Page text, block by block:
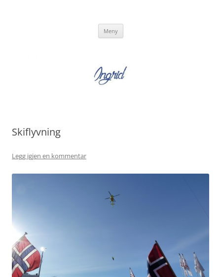
Meny
Skiflyvning
Legg igjen en kommentar